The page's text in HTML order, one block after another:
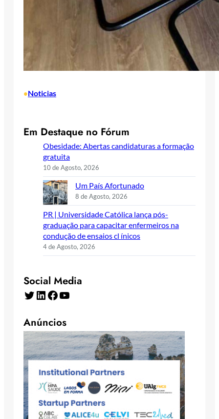
•Noticias
Em Destaque no Fórum
Obesidade: Abertas candidaturas a formação
gratuita
10 de Agosto, 2026
Um País Afortunado
8 de Agosto, 2026
PR | Universidade Católica lança pós-
graduação para capacitar enfermeiros na
condução de ensaios cl ínicos
4 de Agosto, 2026
Social Media
Twitter LinkedIn Facebook YouTube
Anúncios